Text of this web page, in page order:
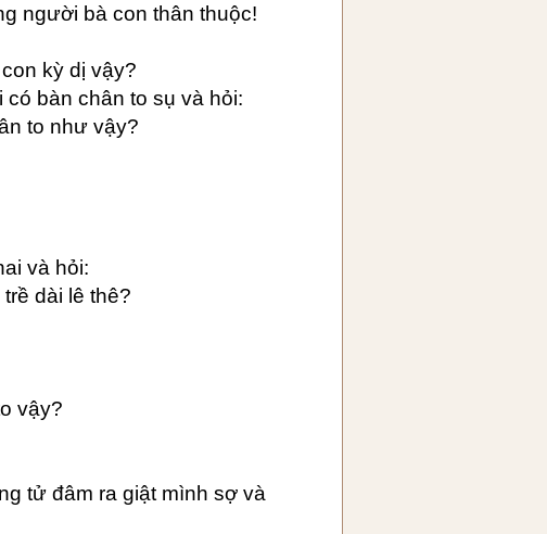
người bà con thân thuộc!
kỳ dị vậy?
bàn chân to sụ và hỏi:
to như vậy?
và hỏi:
dài lê thê?
vậy?
tử đâm ra giật mình sợ và